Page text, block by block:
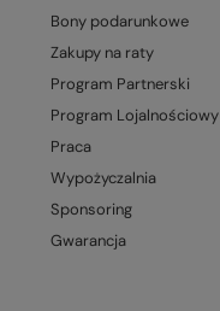
Bony podarunkowe
Zakupy na raty
Program Partnerski
Program Lojalnościowy
Praca
Wypożyczalnia
Sponsoring
Gwarancja